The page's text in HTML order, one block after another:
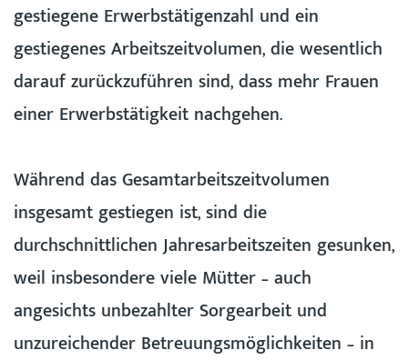
gestiegene Erwerbstätigenzahl und ein
gestiegenes Arbeitszeitvolumen, die wesentlich
darauf zurückzuführen sind, dass mehr Frauen
einer Erwerbstätigkeit nachgehen.
Während das Gesamtarbeitszeitvolumen
insgesamt gestiegen ist, sind die
durchschnittlichen Jahresarbeitszeiten gesunken,
weil insbesondere viele Mütter – auch
angesichts unbezahlter Sorgearbeit und
unzureichender Betreuungsmöglichkeiten – in